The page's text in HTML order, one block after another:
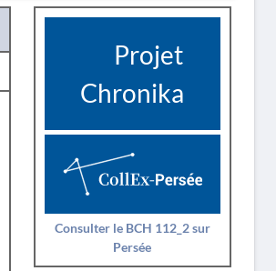
Projet
Chronika
Consulter le BCH 112_2 sur
Persée